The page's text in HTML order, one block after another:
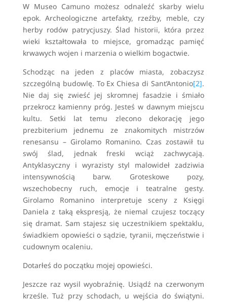
W Museo Camuno możesz odnaleźć skarby wielu
epok. Archeologiczne artefakty, rzeźby, meble, czy
herby rodów patrycjuszy. Ślad historii, która przez
wieki kształtowała to miejsce, gromadząc pamięć
krwawych wojen i marzenia o wielkim bogactwie.
Schodząc na jeden z placów miasta, zobaczysz
szczególną budowlę. To Ex Chiesa di Sant’Antonio[2].
Nie daj się zwieść jej skromnej fasadzie i śmiało
przekrocz kamienny próg. Jesteś w dawnym miejscu
kultu. Setki lat temu zlecono dekorację jego
prezbiterium jednemu ze znakomitych mistrzów
renesansu – Girolamo Romanino. Czas zostawił tu
swój ślad, jednak freski wciąż zachwycają.
Antyklasyczny i wyrazisty styl malowideł zadziwia
intensywnością barw. Groteskowe pozy,
wszechobecny ruch, emocje i teatralne gesty.
Girolamo Romanino interpretuje sceny z Księgi
Daniela z taką ekspresją, że niemal czujesz toczący
się dramat. Sam stajesz się uczestnikiem spektaklu,
świadkiem opowieści o sądzie, tyranii, męczeństwie i
cudownym ocaleniu.
Dotarłeś do początku mojej opowieści.
Jeszcze raz wysil wyobraźnię. Usiądź na czerwonym
krześle. Tuż przy schodach, u wejścia do świątyni.